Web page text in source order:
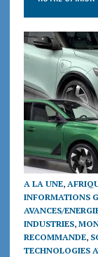
A LA UNE,
INFORMATIONS
AVANCES/
INDUSTRIES,
RECOMMANDE,
TECHNOLOGIES